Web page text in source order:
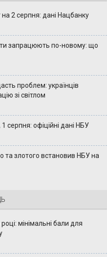
2 серпня: дані Нацбанку
запрацюють по-новому: що
проблем: українців
зі світлом
серпня: офіційні дані НБУ
та злотого встановив НБУ на
мінімальні бали для